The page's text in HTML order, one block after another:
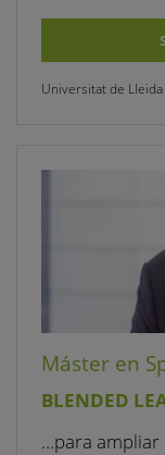
Universitat de Lleida
Máster en
BLENDED
…para ampliar